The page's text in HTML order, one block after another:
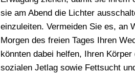
sie am Abend die Lichter
einzuleiten. Vermeiden Sie es, an
Morgen des freien Tages Ihren
könnten dabei helfen, Ihren
sozialen Jetlag sowie Fettsucht